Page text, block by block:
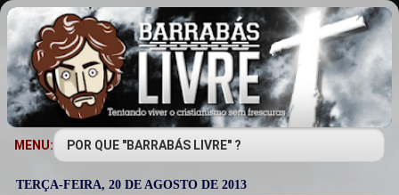
MENU:
TERÇA-FEIRA, 20 DE AGOSTO DE 2013